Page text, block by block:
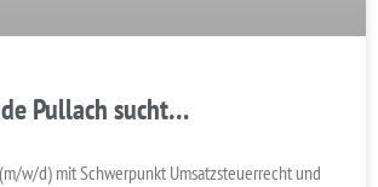
Pullach sucht…
w/d) mit Schwerpunkt Umsatzsteuerrecht und